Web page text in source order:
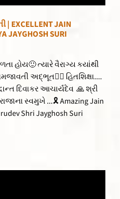
| EXCELLENT JAIN
JAYGHOSH SURI
હોય🙂 ત્યારે વૈરાગ્ય કયાંથી
અદ્ભૂત👌🏻 હિતશિક્ષા....
દિવાકર આચાર્યદેવ 🙏 શ્રી
સ્વમુખે ...🎗 Amazing Jain
Shri Jayghosh Suri